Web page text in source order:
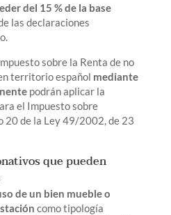
del 15 % de la base
las declaraciones
sobre la Renta de no
territorio español mediante
podrán aplicar la
el Impuesto sobre
20 de la Ley 49/2002, de 23
que pueden
de un bien mueble o
como tipología